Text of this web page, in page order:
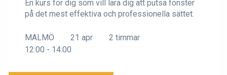
En kurs för dig som vill lära dig att putsa fönster
på det mest effektiva och professionella sättet.
MALMÖ 21 apr
2 timmar
12:00 - 14:00